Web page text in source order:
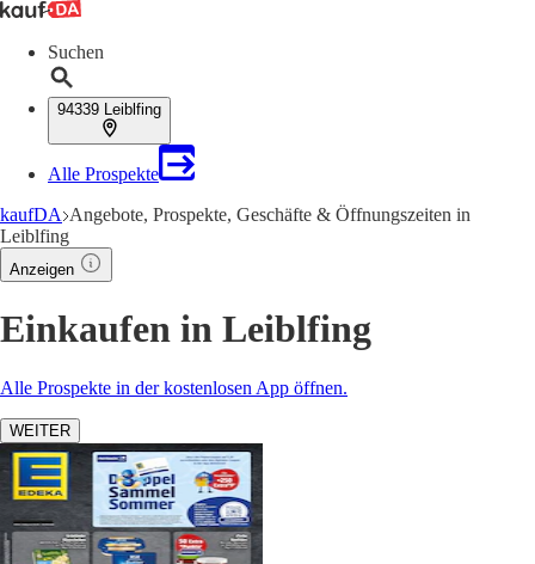
Suchen
94339 Leiblfing
Alle Prospekte
kaufDA Angebote, Prospekte, Geschäfte & Öffnungszeiten in
Leiblfing
Anzeigen
Einkaufen in Leiblfing
Alle Prospekte in der kostenlosen App öffnen.
WEITER